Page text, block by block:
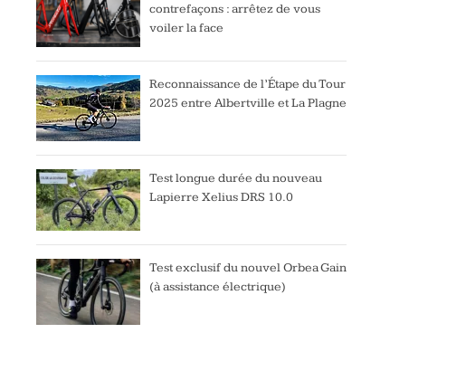
contrefaçons : arrêtez de vous
voiler la face
Reconnaissance de l’Étape du Tour
2025 entre Albertville et La Plagne
Test longue durée du nouveau
Lapierre Xelius DRS 10.0
Test exclusif du nouvel Orbea Gain
(à assistance électrique)